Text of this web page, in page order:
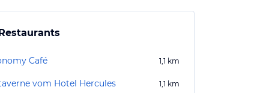
Café 1,1 km
vom Hotel Hercules 1,1 km